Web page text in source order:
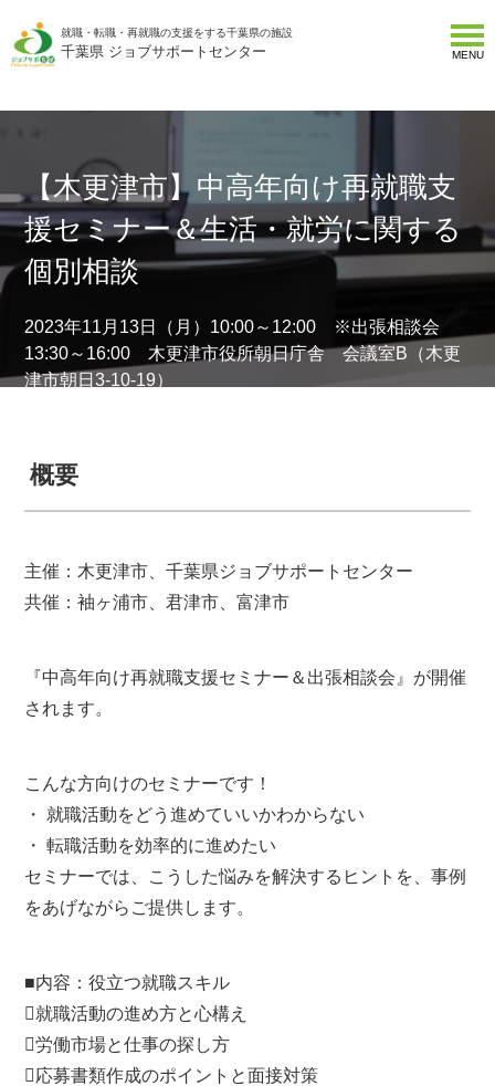
就職・転職・再就職の支援をする千葉県の施設
千葉県 ジョブサポートセンター MENU
【木更津市】中高年向け再就職支
援セミナー＆生活・就労に関する
個別相談
2023年11月13日（月）10:00～12:00 ※出張相談会
13:30～16:00 木更津市役所朝日庁舎 会議室B（木更
津市朝日3-10-19）
概要
主催：木更津市、千葉県ジョブサポートセンター
共催：袖ヶ浦市、君津市、富津市
『中高年向け再就職支援セミナー＆出張相談会』が開催
されます。
こんな方向けのセミナーです！
・ 就職活動をどう進めていいかわからない
・ 転職活動を効率的に進めたい
セミナーでは、こうした悩みを解決するヒントを、事例
をあげながらご提供します。
■内容：役立つ就職スキル
就職活動の進め方と心構え
労働市場と仕事の探し方
応募書類作成のポイントと面接対策